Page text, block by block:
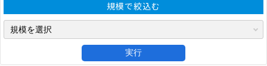
規模で絞込む
実行